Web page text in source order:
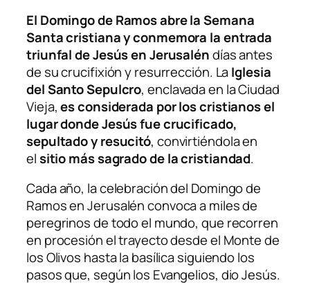
El Domingo de Ramos abre la Semana
Santa cristiana y conmemora la entrada
triunfal de Jesús en Jerusaléndías antes
de su crucifixión y resurrección. LaIglesia
del Santo Sepulcro, enclavada en la Ciudad
Vieja,es considerada por los cristianos el
lugar donde Jesús fue crucificado,
sepultado y resucitó, convirtiéndola en
elsitio más sagrado de la cristiandad.
Cada año, la celebración del Domingo de
Ramos en Jerusalén convoca a miles de
peregrinos de todo el mundo, que recorren
en procesión el trayecto desde el Monte de
los Olivos hasta la basílica siguiendo los
pasos que, según los Evangelios, dio Jesús.